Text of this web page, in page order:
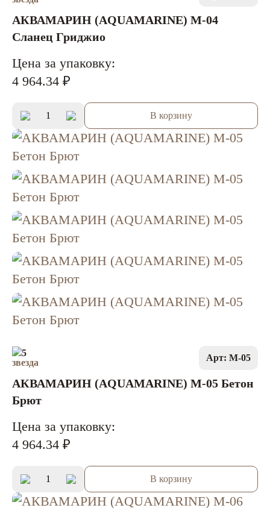
АКВАМАРИН (AQUAMARINE) M-04
Сланец Гриджио
Цена за упаковку:
4 964.34 ₽
В корзину
5 Арт: M-05
АКВАМАРИН (AQUAMARINE) M-05 Бетон
Брют
Цена за упаковку:
4 964.34 ₽
В корзину